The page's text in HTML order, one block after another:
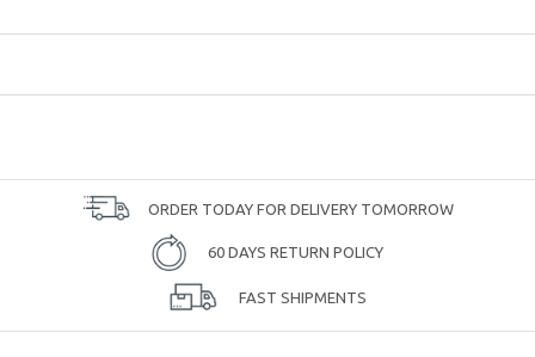
ORDER TODAY FOR DELIVERY TOMORROW
60 DAYS RETURN POLICY
FAST SHIPMENTS